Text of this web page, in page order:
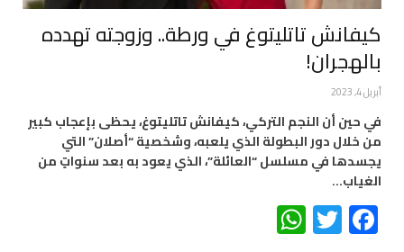
كيفانش تاتليتوغ في ورطة.. وزوجته تهدده
بالهجران!
أبريل 4, 2023
في حين أن النجم التركي، كيفانش تاتليتوغ، يحظى بإعجاب كبير
من خلال دور البطولة الذي يلعبه، وشخصية “أصلان” التي
يجسدها في مسلسل “العائلة”، الذي يعود به بعد سنواتٍ من
الغياب…
Facebook
Twitter